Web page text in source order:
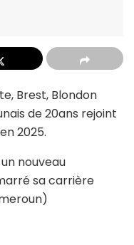
Brest, Blondon
de 20ans rejoint
2025.
nouveau
sa carrière